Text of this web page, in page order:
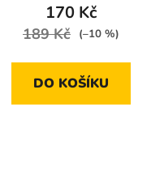
170 Kč
189 Kč (–10 %)
DO KOŠÍKU